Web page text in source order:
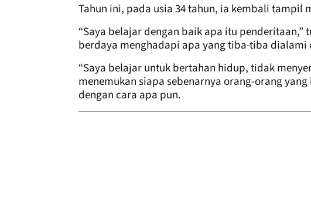
Tahun ini, pada usia 34 tahun, ia kembali tampil
“Saya belajar dengan baik apa itu
berdaya menghadapi apa yang tiba-tiba dialami
“Saya belajar untuk bertahan hidup, tidak
menemukan siapa sebenarnya orang-orang
dengan cara apa pun.